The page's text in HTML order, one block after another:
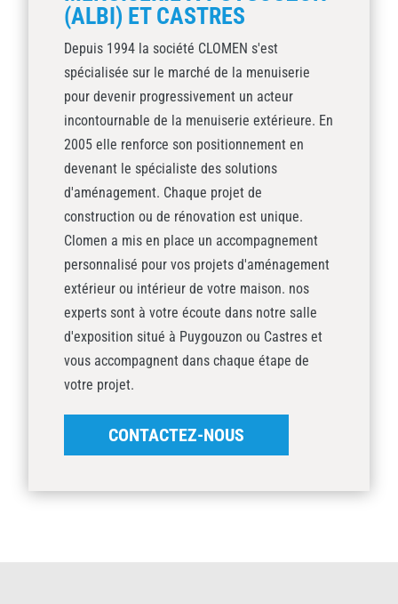
(ALBI) ET CASTRES
Depuis 1994 la société CLOMEN s'est
spécialisée sur le marché de la menuiserie
pour devenir progressivement un acteur
incontournable de la menuiserie extérieure. En
2005 elle renforce son positionnement en
devenant le spécialiste des solutions
d'aménagement. Chaque projet de
construction ou de rénovation est unique.
Clomen a mis en place un accompagnement
personnalisé pour vos projets d'aménagement
extérieur ou intérieur de votre maison. nos
experts sont à votre écoute dans notre salle
d'exposition situé à Puygouzon ou Castres et
vous accompagnent dans chaque étape de
votre projet.
CONTACTEZ-NOUS